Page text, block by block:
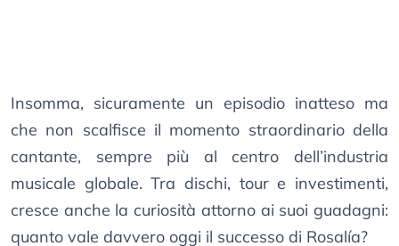
Insomma, sicuramente un episodio inatteso ma
che non scalfisce il momento straordinario della
cantante, sempre più al centro dell’industria
musicale globale. Tra dischi, tour e investimenti,
cresce anche la curiosità attorno ai suoi guadagni:
quanto vale davvero oggi il successo di Rosalía?